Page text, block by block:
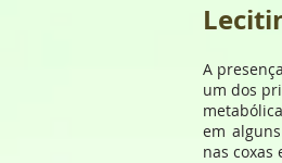
A
um dos
em
nas coxas